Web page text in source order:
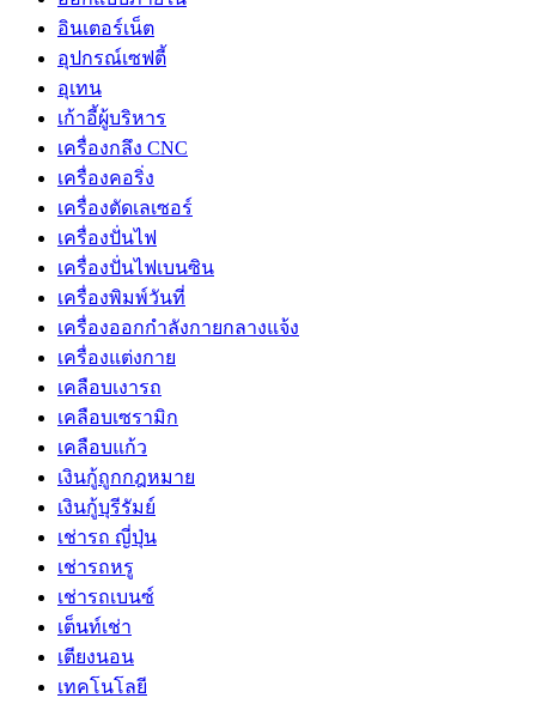
อินเตอร์เน็ต
อุปกรณ์เซฟตี้
อุเทน
เก้าอี้ผู้บริหาร
เครื่องกลึง CNC
เครื่องคอริ่ง
เครื่องตัดเลเซอร์
เครื่องปั่นไฟ
เครื่องปั่นไฟเบนซิน
เครื่องพิมพ์วันที่
เครื่องออกกำลังกายกลางแจ้ง
เครื่องแต่งกาย
เคลือบเงารถ
เคลือบเซรามิก
เคลือบแก้ว
เงินกู้ถูกกฎหมาย
เงินกู้บุรีรัมย์
เช่ารถ ญี่ปุ่น
เช่ารถหรู
เช่ารถเบนซ์
เต็นท์เช่า
เตียงนอน
เทคโนโลยี